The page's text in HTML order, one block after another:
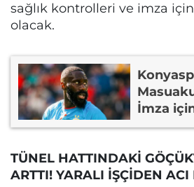
sağlık kontrolleri ve imza için
olacak.
İmza
TÜNEL HATTINDAKİ
ARTTI! YARALI İŞÇİDEN ACI